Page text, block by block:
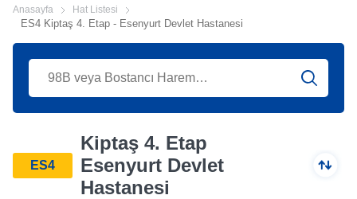
Anasayfa Hat Listesi
ES4 Kiptaş 4. Etap - Esenyurt Devlet Hastanesi
ES4
Kiptaş 4. Etap
Esenyurt Devlet
Hastanesi